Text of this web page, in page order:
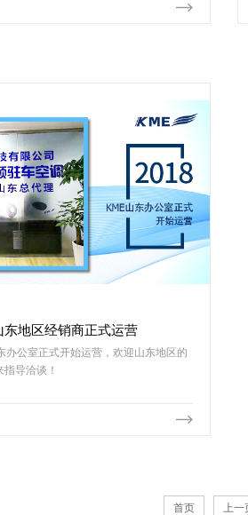
东地区经销商正式运营
办公室正式开始运营，欢迎山东地区的
指导洽谈！
首页 上